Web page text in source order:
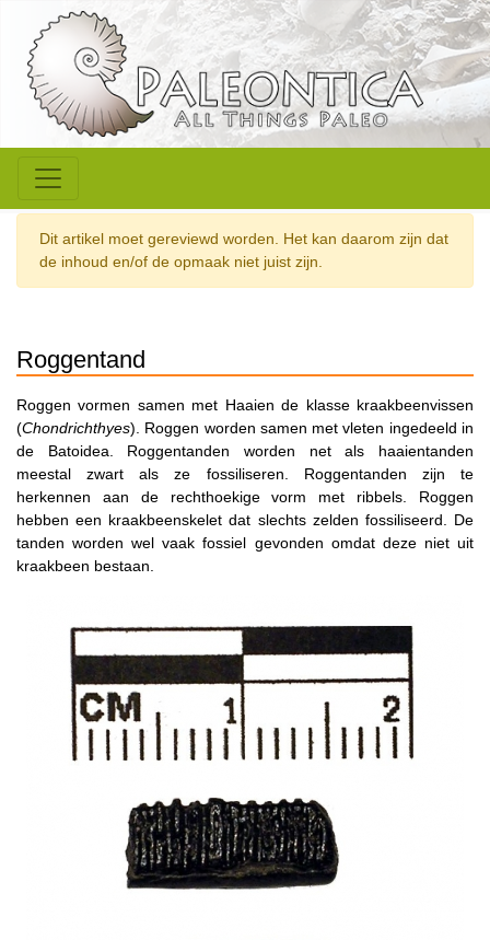
Dit artikel moet gereviewd worden. Het kan daarom zijn dat
de inhoud en/of de opmaak niet juist zijn.
Roggentand
Roggen vormen samen met Haaien de klasse kraakbeenvissen
(Chondrichthyes). Roggen worden samen met vleten ingedeeld in
de Batoidea. Roggentanden worden net als haaientanden
meestal zwart als ze fossiliseren. Roggentanden zijn te
herkennen aan de rechthoekige vorm met ribbels. Roggen
hebben een kraakbeenskelet dat slechts zelden fossiliseerd. De
tanden worden wel vaak fossiel gevonden omdat deze niet uit
kraakbeen bestaan.